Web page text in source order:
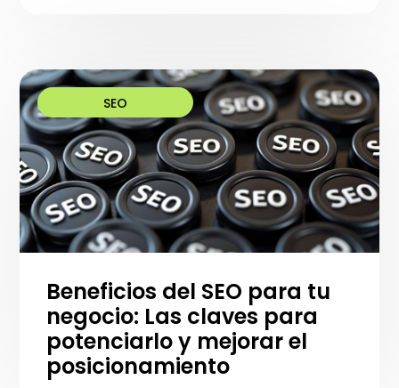
SEO
Beneficios del SEO para tu
negocio: Las claves para
potenciarlo y mejorar el
posicionamiento